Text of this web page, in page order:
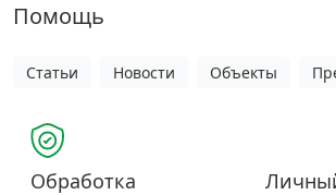
Анкерная техника
Помощь
Статьи Новости Объекты
Обработка